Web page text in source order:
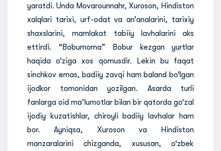
yaratdi. Unda Movarounnahr, Xuroson, Hindiston
xalqlari tarixi, urf-odat va an’analarini, tarixiy
shaxslarini, mamlakat tabiiy lavhalarini aks
ettirdi. “Boburnoma” Bobur kezgan yurtlar
haqida o‘ziga xos qomusdir. Lekin bu faqat
sinchkov emas, badiiy zavqi ham baland bo‘lgan
ijodkor tomonidan yozilgan. Asarda turli
fanlarga oid ma’lumotlar bilan bir qatorda go‘zal
ijodiy kuzatishlar, chiroyli badiiy lavhalar ham
bor. Ayniqsa, Xuroson va Hindiston
manzaralarini chizganda, xususan, o‘zbek